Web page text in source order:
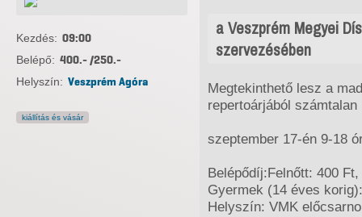
a Veszprém Megyei
szervezésében
Megtekinthető lesz a
repertoárjából
szeptember 17-én 9-18
Belépődíj:Felnőtt: 400 Ft,
Gyermek (14 éves
Helyszín: VMK
Kezdés: 09:00
Belépő: 400.- /250.-
Helyszín: Veszprém Agóra
kiállítás és vásár